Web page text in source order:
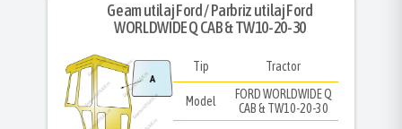
Geam utilaj Ford / Parbriz utilaj Ford
WORLDWIDE Q CAB & TW10-20-30
Tip Tractor
Model
FORD WORLDWIDE Q
CAB & TW10-20-30